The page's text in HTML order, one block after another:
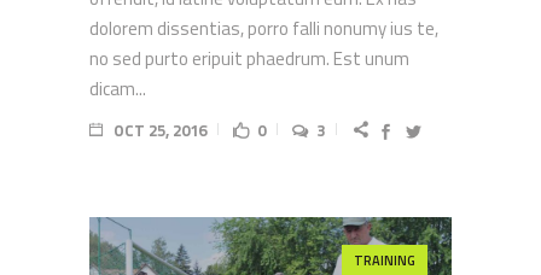
dolorem dissentias, porro falli nonumy ius te,
no sed purto eripuit phaedrum. Est unum
dicam...
OCT 25, 2016 0 3
TRAINING